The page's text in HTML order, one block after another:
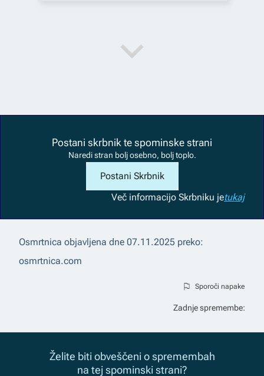
Postani skrbnik te spominske strani
Naredi stran bolj osebno, bolj toplo.
Postani Skrbnik
Več informacijo Skrbniku jetukaj
Osmrtnica objavljena dne 07.11.2025 preko:
osmrtnica.com
Sporoči napake
Zadnje spremembe:
Želite biti obveščeni o spremembah
na tej spominski strani?